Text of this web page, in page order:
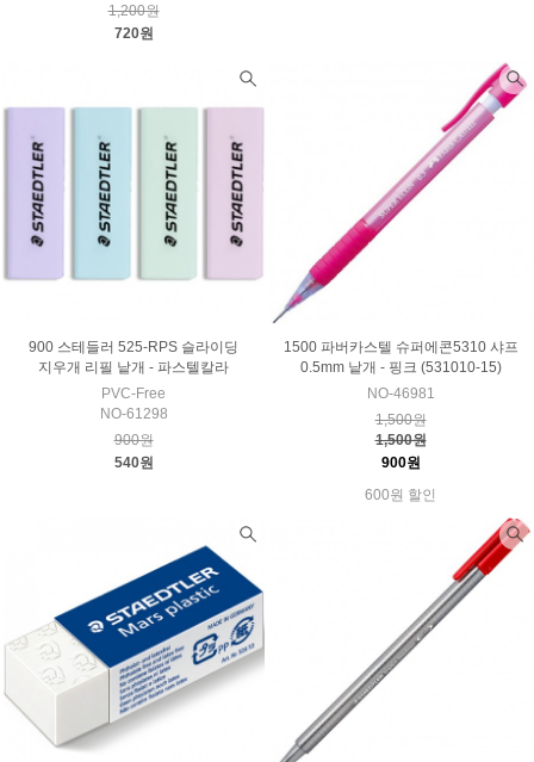
1,200원
720원
900 스테들러 525-RPS 슬라이딩
지우개 리필 낱개 - 파스텔칼라
PVC-Free
NO-61298
900원
540원
1500 파버카스텔 슈퍼에콘5310 샤프
0.5mm 낱개 - 핑크 (531010-15)
NO-46981
1,500원
1,500원
900원
600원 할인